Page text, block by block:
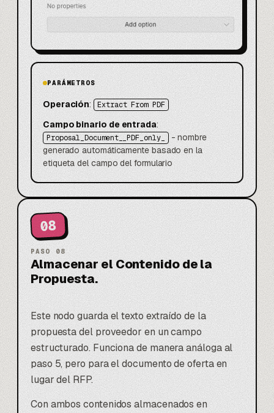
PARÁMETROS
Operación: Extract From PDF
Campo binario de entrada:
Proposal_Document__PDF_only_
- nombre
generado automáticamente basado en la
etiqueta del campo del formulario
08
PASO 08
Almacenar el Contenido de la
Propuesta.
Este nodo guarda el texto extraído de la
propuesta del proveedor en un campo
estructurado. Funciona de manera análoga al
paso 5, pero para el documento de oferta en
lugar del RFP.
Con ambos contenidos almacenados en